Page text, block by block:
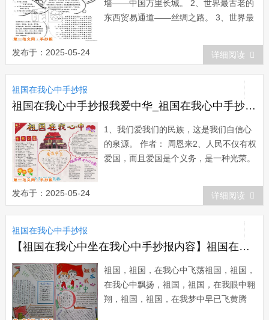
墙——中国万里长城。 2、世界最古老的
东西贸易通道——丝绸之路。 3、世界最
标志塔。 4、世界最著名的涌潮——钱唐
发布于：2025-05-24 详细阅读
祖国在我心中手抄报
祖国在我心中手抄报我爱中华_祖国在我心中手抄报：我们爱我们的民族
1、我们爱我们的民族，这是我们自信心
的泉源。 作者： 周恩来2、人民不仅有权
爱国，而且爱国是个义务，是一种光荣。
家之急。 作者： 司马迁 国耻未雪，何由
成名? 作者： 李白4、各出所学，各尽所
知，使国家富强不受外侮，足以自立于地
发布于：2025-05-24 详细阅读
祖国在我心中手抄报
【祖国在我心中坐在我心中手抄报内容】祖国在我心中手抄报：祖国，在我心中飞荡
祖国，祖国，在我心中飞荡祖国，祖国，
在我心中飘扬，祖国，祖国，在我眼中翱
翔，祖国，祖国，在我梦中早已飞黄腾